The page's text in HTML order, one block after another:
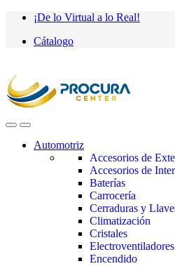
Saltar
navegación
saltar
contenido
¡De lo Virtual a lo Real!
Cátalogo
Automotriz
Accesorios de
Accesorios de
Baterías
Carrocería
Cerraduras y
Climatización
Cristales
Electroventiladores
Encendido